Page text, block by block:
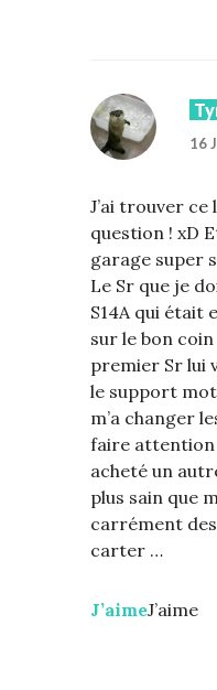
16
J’ai trouver
question ! xD
garage super
Le Sr que je
S14A qui était
sur le bon
premier Sr lui
le support
m’a changer
faire attention
acheté un
plus sain que
carrément
carter …
J’aimeJ’aime